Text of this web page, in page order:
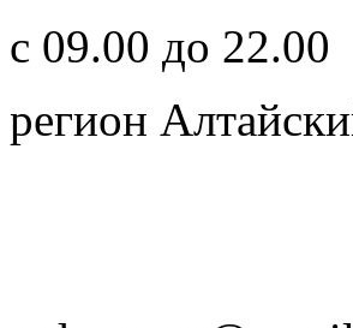
с 09.00 до 22.00
регион